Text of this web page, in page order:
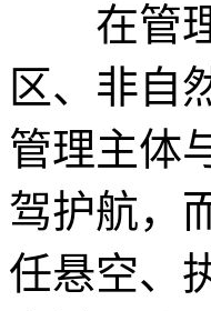
在管理
区、非自
管理主体
驾护航，
任悬空、